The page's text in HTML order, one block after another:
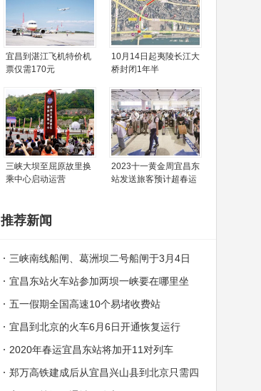
宜昌到湛江飞机特价机
票仅需170元
10月14日起夷陵长江大
桥封闭1年半
三峡大坝至屈原故里换
乘中心启动运营
2023十一黄金周宜昌东
站发送旅客预计超春运
推荐新闻
三峡南线船闸、葛洲坝二号船闸于3月4日
起同步实施停航检修
宜昌东站火车站参加两坝一峡要在哪里坐
车?是几点钟发车?
五一假期全国高速10个易堵收费站
宜昌到北京的火车6月6日开通恢复运行
2020年春运宜昌东站将加开11对列车
郑万高铁建成后从宜昌兴山县到北京只需四